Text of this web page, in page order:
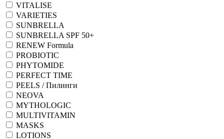
VITALISE
VARIETIES
SUNBRELLA
SUNBRELLA SPF 50+
RENEW Formula
PROBIOTIC
PHYTOMIDE
PERFECT TIME
PEELS / Пилинги
NEOVA
MYTHOLOGIC
MULTIVITAMIN
MASKS
LOTIONS